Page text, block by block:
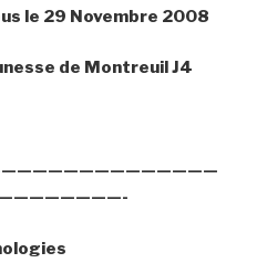
le 29 Novembre 2008
de Montreuil J4